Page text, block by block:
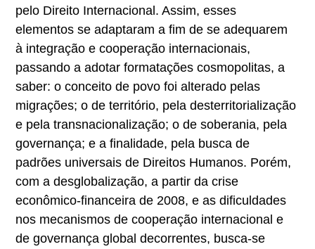
pelo Direito Internacional. Assim, esses
elementos se adaptaram a fim de se adequarem
à integração e cooperação internacionais,
passando a adotar formatações cosmopolitas, a
saber: o conceito de povo foi alterado pelas
migrações; o de território, pela desterritorialização
e pela transnacionalização; o de soberania, pela
governança; e a finalidade, pela busca de
padrões universais de Direitos Humanos. Porém,
com a desglobalização, a partir da crise
econômico-financeira de 2008, e as dificuldades
nos mecanismos de cooperação internacional e
de governança global decorrentes, busca-se